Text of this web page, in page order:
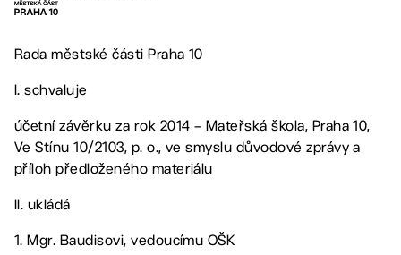
Rada městské části Praha 10
I. schvaluje
účetní závěrku za rok 2014 – Mateřská škola, Praha 10,
Ve Stínu 10/2103, p. o., ve smyslu důvodové zprávy a
příloh předloženého materiálu
II. ukládá
1. Mgr. Baudisovi, vedoucímu OŠK